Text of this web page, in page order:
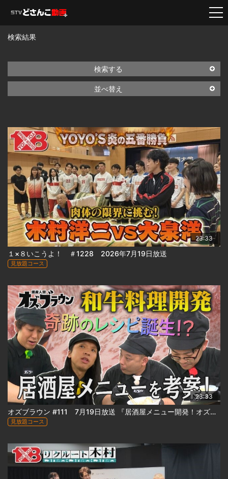
検索結果
検索する
並べ替え
23:33
１×８いこうよ！ ＃1228 2026年7月19日放送
見放題コース
23:33
オズブラウン #111 7月19日放送 『居酒屋メニュー開発！オズブラアルティ飯（前編）』
見放題コース